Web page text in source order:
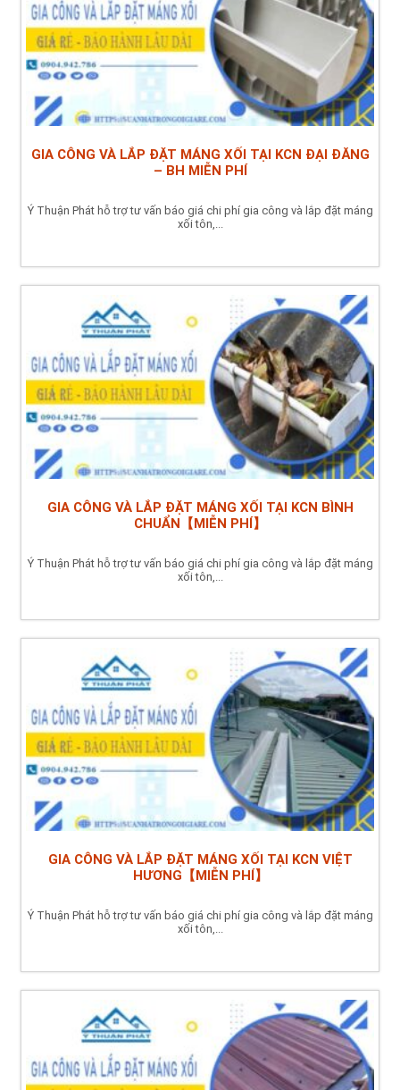
GIA CÔNG VÀ LẮP ĐẶT MÁNG XỐI TẠI KCN ĐẠI ĐĂNG
– BH MIỄN PHÍ
Ý Thuận Phát hỗ trợ tư vấn báo giá chi phí gia công và lắp đặt máng
xối tôn,...
GIA CÔNG VÀ LẮP ĐẶT MÁNG XỐI TẠI KCN BÌNH
CHUẨN【MIỄN PHÍ】
Ý Thuận Phát hỗ trợ tư vấn báo giá chi phí gia công và lắp đặt máng
xối tôn,...
GIA CÔNG VÀ LẮP ĐẶT MÁNG XỐI TẠI KCN VIỆT
HƯƠNG【MIỄN PHÍ】
Ý Thuận Phát hỗ trợ tư vấn báo giá chi phí gia công và lắp đặt máng
xối tôn,...